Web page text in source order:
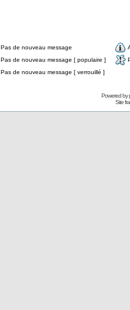
Pas de nouveau message
Pas de nouveau message [ populaire ]
Pas de nouveau message [ verrouillé ]
Powered by
Site